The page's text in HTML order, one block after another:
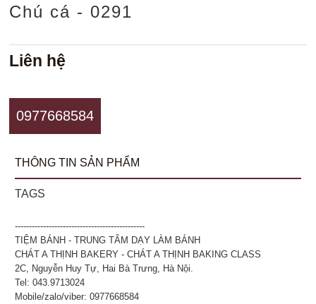
Chú cá - 0291
Liên hệ
0977668584
THÔNG TIN SẢN PHẨM
TAGS
----------------------------------------------
TIỆM BÁNH - TRUNG TÂM DẠY LÀM BÁNH
CHÁT A THỊNH BAKERY - CHÁT A THỊNH BAKING CLASS
2C, Nguyễn Huy Tự, Hai Bà Trưng, Hà Nội.
Tel: 043.9713024
Mobile/zalo/viber: 0977668584